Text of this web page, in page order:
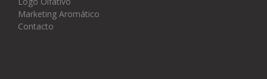
Marketing Aromático
Contacto